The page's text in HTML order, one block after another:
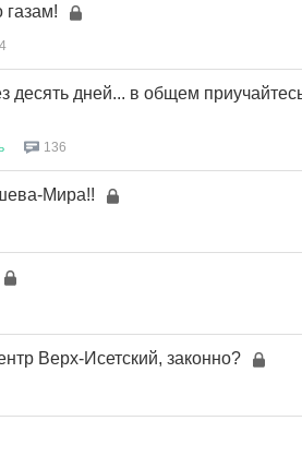
газам!
десять дней... в общем
136
Мира!!
Верх-Исетский, законно?